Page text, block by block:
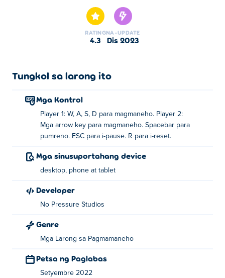
RATING
4.3
NA-UPDATE
Dis 2023
Tungkol sa larong ito
Mga Kontrol
Player 1: W, A, S, D para magmaneho. Player 2:
Mga arrow key para magmaneho. Spacebar para
pumreno. ESC para i-pause. R para i-reset.
Mga sinusuportahang device
desktop, phone at tablet
Developer
No Pressure Studios
Genre
Mga Larong sa Pagmamaneho
Petsa ng Paglabas
Setyembre 2022